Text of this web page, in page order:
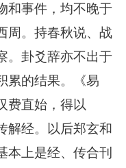
和事件，均不晚于
周。持春秋说、战
。卦爻辞亦不出于
累的结果。《易
费直始，得以
解经。以后郑玄和
本上是经、传合刊